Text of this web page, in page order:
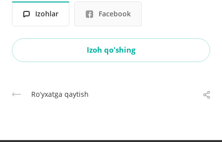
Izohlar Facebook
Izoh qo'shing
Roʻyxatga qaytish